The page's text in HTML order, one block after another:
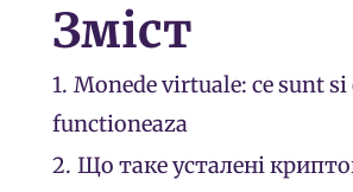
Зміст
1. Monede virtuale: ce sunt si
functioneaza
2. Що таке усталені